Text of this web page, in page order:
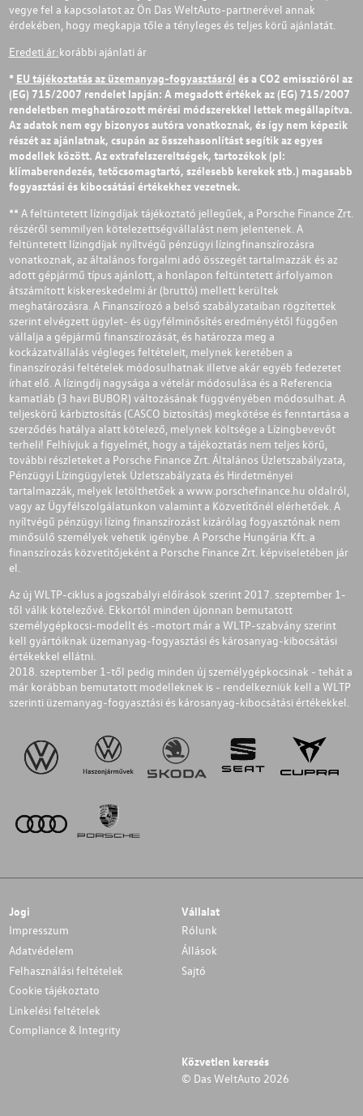
vegye fel a kapcsolatot az Ön Das WeltAuto-partnerével annak
érdekében, hogy megkapja tőle a tényleges és teljes körű ajánlatát.
Eredeti ár:korábbi ajánlati ár
* EU tájékoztatás az üzemanyag-fogyasztásról és a CO2 emisszióról az
(EG) 715/2007 rendelet lapján: A megadott értékek az (EG) 715/2007
rendeletben meghatározott mérési módszerekkel lettek megállapítva.
Az adatok nem egy bizonyos autóra vonatkoznak, és így nem képezik
részét az ajánlatnak, csupán az összehasonlítást segítik az egyes
modellek között. Az extrafelszereltségek, tartozékok (pl:
klímaberendezés, tetőcsomagtartó, szélesebb kerekek stb.) magasabb
fogyasztási és kibocsátási értékekhez vezetnek.
** A feltüntetett lízingdíjak tájékoztató jellegűek, a Porsche Finance Zrt.
részéről semmilyen kötelezettségvállalást nem jelentenek. A
feltüntetett lízingdíjak nyíltvégű pénzügyi lízingfinanszírozásra
vonatkoznak, az általános forgalmi adó összegét tartalmazzák és az
adott gépjármű típus ajánlott, a honlapon feltüntetett árfolyamon
átszámított kiskereskedelmi ár (bruttó) mellett kerültek
meghatározásra. A Finanszírozó a belső szabályzataiban rögzítettek
szerint elvégzett ügylet- és ügyfélminősítés eredményétől függően
vállalja a gépjármű finanszírozását, és határozza meg a
kockázatvállalás végleges feltételeit, melynek keretében a
finanszírozási feltételek módosulhatnak illetve akár egyéb fedezetet
írhat elő. A lízingdíj nagysága a vételár módosulása és a Referencia
kamatláb (3 havi BUBOR) változásának függvényében módosulhat. A
teljeskörű kárbiztosítás (CASCO biztosítás) megkötése és fenntartása a
szerződés hatálya alatt kötelező, melynek költsége a Lízingbevevőt
terheli! Felhívjuk a figyelmét, hogy a tájékoztatás nem teljes körű,
további részleteket a Porsche Finance Zrt. Általános Üzletszabályzata,
Pénzügyi Lízingügyletek Üzletszabályzata és Hirdetményei
tartalmazzák, melyek letölthetőek a www.porschefinance.hu oldalról,
vagy az Ügyfélszolgálatunkon valamint a Közvetítőnél elérhetőek. A
nyíltvégű pénzügyi lízing finanszírozást kizárólag fogyasztónak nem
minősülő személyek vehetik igénybe. A Porsche Hungária Kft. a
finanszírozás közvetítőjeként a Porsche Finance Zrt. képviseletében jár
el.
Az új WLTP-ciklus a jogszabályi előírások szerint 2017. szeptember 1-
től válik kötelezővé. Ekkortól minden újonnan bemutatott
személygépkocsi-modellt és -motort már a WLTP-szabvány szerint
kell gyártóiknak üzemanyag-fogyasztási és károsanyag-kibocsátási
értékekkel ellátni.
2018. szeptember 1-től pedig minden új személygépkocsinak - tehát a
már korábban bemutatott modelleknek is - rendelkezniük kell a WLTP
szerinti üzemanyag-fogyasztási és károsanyag-kibocsátási értékekkel.
Jogi
Impresszum
Adatvédelem
Felhasználási feltételek
Cookie tájékoztato
Linkelési feltételek
Compliance & Integrity
Vállalat
Rólunk
Állások
Sajtó
Közvetlen keresés
© Das WeltAuto 2026